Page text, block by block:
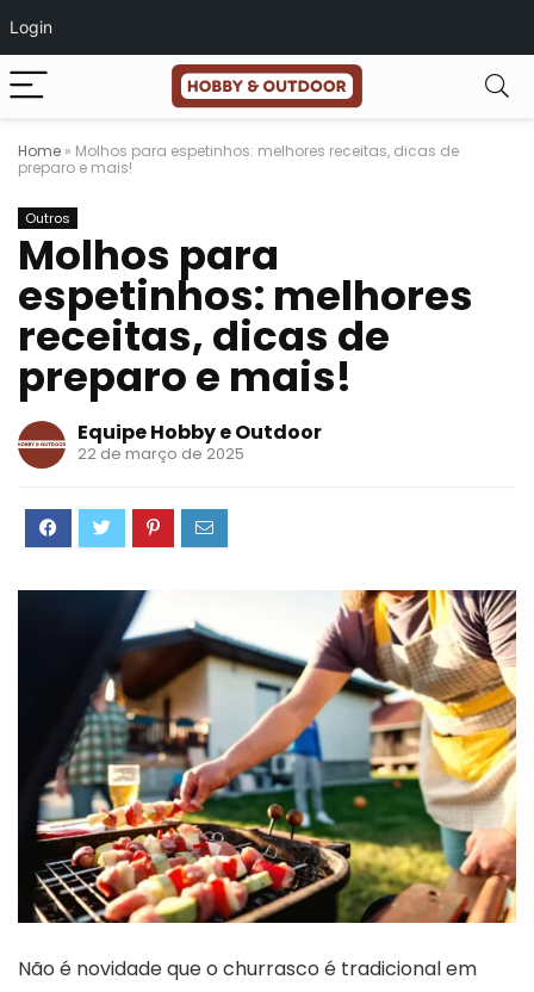
Login
Home » Molhos para espetinhos: melhores receitas, dicas de
preparo e mais!
Outros
Molhos para
espetinhos: melhores
receitas, dicas de
preparo e mais!
Equipe Hobby e Outdoor
22 de março de 2025
Não é novidade que o churrasco é tradicional em